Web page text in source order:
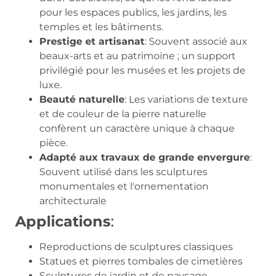
pour les espaces publics, les jardins, les
temples et les bâtiments.
Prestige et artisanat: Souvent associé aux
beaux-arts et au patrimoine ; un support
privilégié pour les musées et les projets de
luxe.
Beauté naturelle: Les variations de texture
et de couleur de la pierre naturelle
confèrent un caractère unique à chaque
pièce.
Adapté aux travaux de grande envergure:
Souvent utilisé dans les sculptures
monumentales et l'ornementation
architecturale
Applications:
Reproductions de sculptures classiques
Statues et pierres tombales de cimetières